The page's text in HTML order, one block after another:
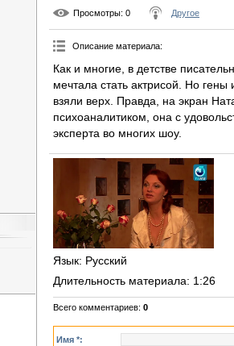
Просмотры: 0 Другое
Описание материала:
Как и многие, в детстве
мечтала стать актрисой. Но
взяли верх. Правда, на экран
психоаналитиком, она с
эксперта во многих шоу.
Язык: Русский
Длительность материала: 1:26
Всего комментариев: 0
Имя *: